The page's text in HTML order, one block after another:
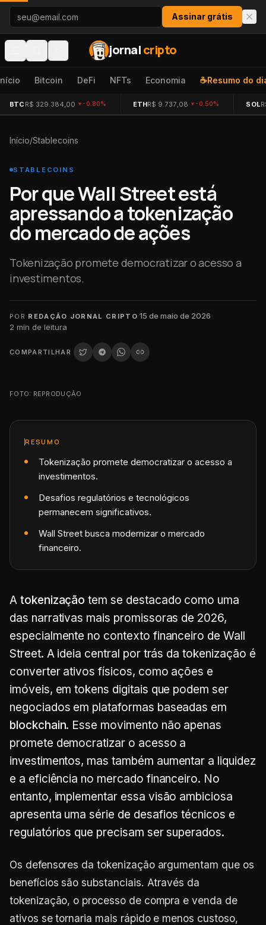
Pular para o conteúdo
Assinar grátis
jornalcripto
Bitcoin DeFi NFTs Economia ☕Resumo do
BTC R$ 329.384,00 -0.80% ETHR$ 9.737,08 -0.50% SOL
Início/Stablecoins
STABLECOINS
Por que Wall Street está
apressando a tokenização
do mercado de ações
Tokenização promete democratizar o acesso a
investimentos.
POR REDAÇÃO JORNAL CRIPTO·15 de maio de 2026·
2 min de leitura
COMPARTILHAR
FOTO: REPRODUÇÃO
RESUMO
Tokenização promete democratizar o acesso a
investimentos.
Desafios regulatórios e tecnológicos
permanecem significativos.
Wall Street busca modernizar o mercado
financeiro.
A tokenização tem se destacado como uma
das narrativas mais promissoras de 2026,
especialmente no contexto financeiro de Wall
Street. A ideia central por trás da tokenização é
converter ativos físicos, como ações e
imóveis, em tokens digitais que podem ser
negociados em plataformas baseadas em
blockchain. Esse movimento não apenas
promete democratizar o acesso a
investimentos, mas também aumentar a liquidez
e a eficiência no mercado financeiro. No
entanto, implementar essa visão ambiciosa
apresenta uma série de desafios técnicos e
regulatórios que precisam ser superados.
Os defensores da tokenização argumentam que os
benefícios são substanciais. Através da
tokenização, o processo de compra e venda de
ativos se tornaria mais rápido e menos custoso,